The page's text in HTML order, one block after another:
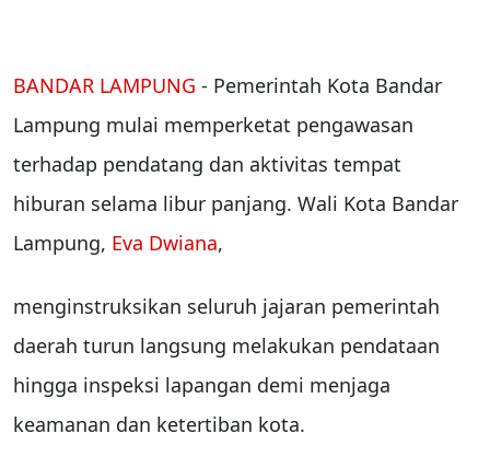
BANDAR LAMPUNG - Pemerintah Kota Bandar
Lampung mulai memperketat pengawasan
terhadap pendatang dan aktivitas tempat
hiburan selama libur panjang. Wali Kota Bandar
Lampung, Eva Dwiana,
menginstruksikan seluruh jajaran pemerintah
daerah turun langsung melakukan pendataan
hingga inspeksi lapangan demi menjaga
keamanan dan ketertiban kota.